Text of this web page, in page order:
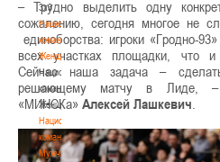
3х3
Национальная
команда.
Женщины
Национальная
команда.
Женщины
Национальная
команда.
Мужчины
– Трудно выделить одну
сожалению, сегодня многое не
единоборства: игроки «Гродно-
всех участках площадки, что и
Сейчас наша задача –
решающему матчу в Лиде,
–
«МИНСКа» Алексей Лашкевич